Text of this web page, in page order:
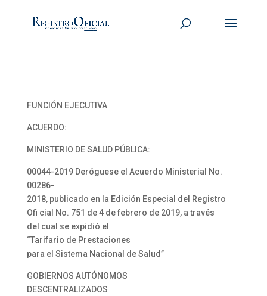
FUNCIÓN EJECUTIVA
ACUERDO:
MINISTERIO DE SALUD PÚBLICA:
00044-2019 Deróguese el Acuerdo Ministerial No.
00286-
2018, publicado en la Edición Especial del Registro
Ofi cial No. 751 de 4 de febrero de 2019, a través
del cual se expidió el
“Tarifario de Prestaciones
para el Sistema Nacional de Salud”
GOBIERNOS AUTÓNOMOS
DESCENTRALIZADOS